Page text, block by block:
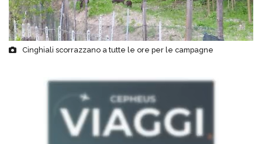
Cinghiali scorrazzano a tutte le ore per le campagne